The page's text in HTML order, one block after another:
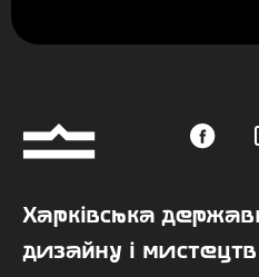
Харківська
дизайну і мистецтв